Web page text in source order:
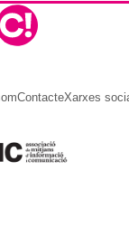
ContacteXarxes